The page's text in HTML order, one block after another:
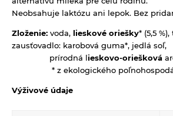
Vlasová prírodná kozmetika
Sirupy bez pridaného cukru
Sirupy bylinkové s trstinovým cukrom
Sirupy ovocné s trstinovým cukrom
Sladidlá a včelie produkty
Sladidlá
Včelie produkty
Sterilizovaná zelenina
Sušené ovocie a orechy
Tyčinky a grissiny
Neobsahuje laktózu ani lepok. Bez
Zloženie: voda, lieskové oriešky* (5,5
zausťovadlo: karobová guma*, jedlá soľ,
prírodná lieskovo-oriešková
* z ekologického
Výživové údaje